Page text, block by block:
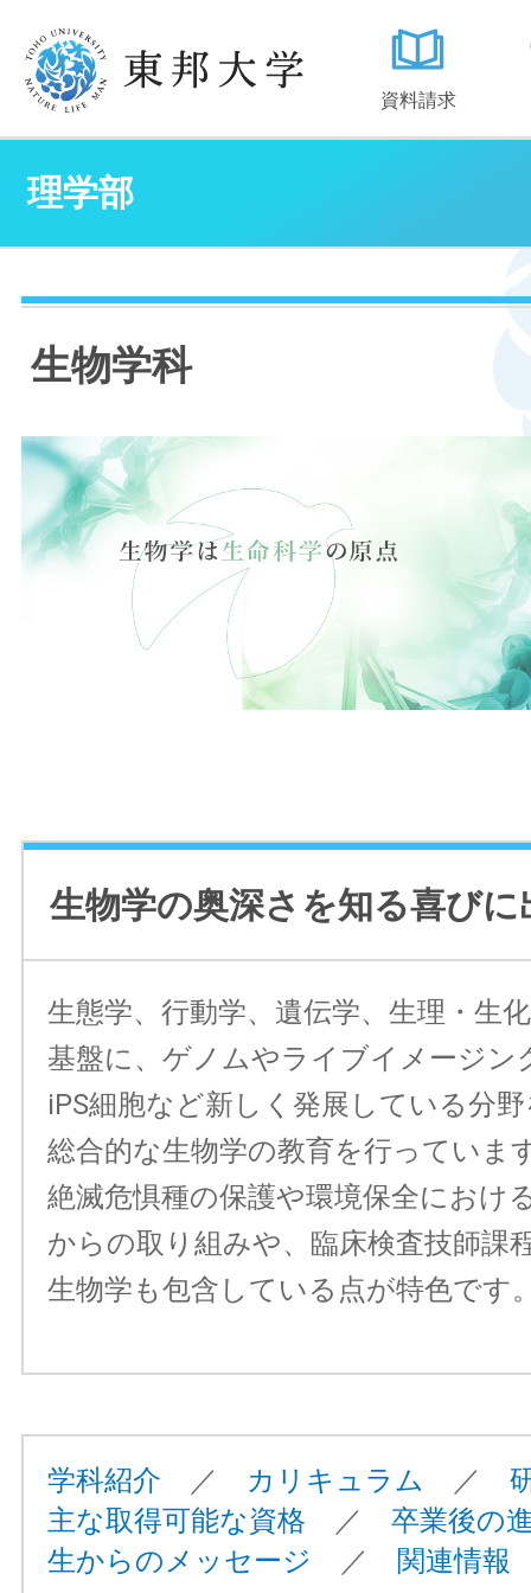
資料請求
理学部
生物学科
生物学の奥深さを知る喜びに
生態学、行動学、遺伝学、生理・生
基盤に、ゲノムやライブイメージン
iPS細胞など新しく発展している分
総合的な生物学の教育を行っていま
絶滅危惧種の保護や環境保全におけ
からの取り組みや、臨床検査技師課
生物学も包含している点が特色です
学科紹介 ／ カリキュラム ／
主な取得可能な資格 ／ 卒業後の
生からのメッセージ ／ 関連情報